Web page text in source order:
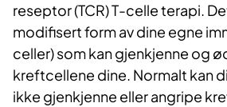
reseptor (TCR) T-celle terapi.
modifisert form av dine egne
celler) som kan gjenkjenne og
kreftcellene dine. Normalt kan
ikke gjenkjenne eller angripe